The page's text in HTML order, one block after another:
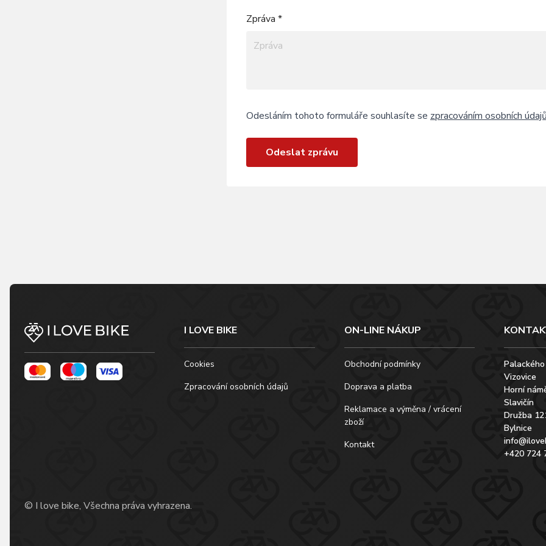
Zpráva *
Odesláním tohoto formuláře souhlasíte se zpracováním osobních
Odeslat zprávu
I LOVE BIKE
Cookies
Zpracování osobních údajů
ON-LINE NÁKUP
Obchodní podmínky
Doprava a platba
Reklamace a výměna / vrácení
zboží
Kontakt
Vizovice
Horní
Slavičín
Družba
Bylnice
+420 724
© I love bike, Všechna práva vyhrazena.